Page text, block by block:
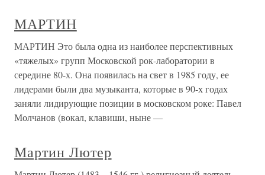
МАРТИН
МАРТИН Это была одна из наиболее перспективных
«тяжелых» групп Московской рок-лаборатории в
середине 80-х. Она появилась на свет в 1985 году, ее
лидерами были два музыканта, которые в 90-х годах
заняли лидирующие позиции в московском роке: Павел
Молчанов (вокал, клавиши, ныне —
Мартин Лютер